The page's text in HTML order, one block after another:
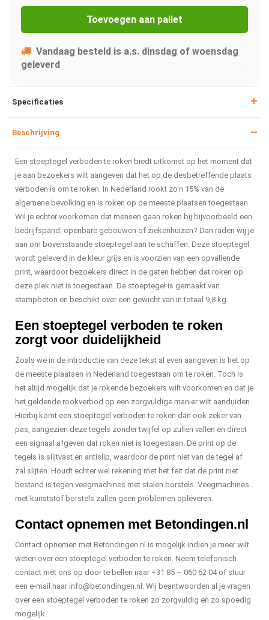
Toevoegen aan pallet
Vandaag besteld is a.s. dinsdag of woensdag
geleverd
Specificaties
Beschrijving
Een stoeptegel verboden te roken biedt uitkomst op het moment dat
je aan bezoekers wilt aangeven dat het op de desbetreffende plaats
verboden is om te roken. In Nederland rookt zo’n 15% van de
algemene bevolking en is roken op de meeste plaatsen toegestaan.
Wil je echter voorkomen dat mensen gaan roken bij bijvoorbeeld een
bedrijfspand, openbare gebouwen of ziekenhuizen? Dan raden wij je
aan om bovenstaande stoeptegel aan te schaffen. Deze stoeptegel
wordt geleverd in de kleur grijs en is voorzien van een opvallende
print, waardoor bezoekers direct in de gaten hebben dat roken op
deze plek niet is toegestaan. De stoeptegel is gemaakt van
stampbeton en beschikt over een gewicht van in totaal 9,8 kg.
Een stoeptegel verboden te roken
zorgt voor duidelijkheid
Zoals we in de introductie van deze tekst al even aangaven is het op
de meeste plaatsen in Nederland toegestaan om te roken. Toch is
het altijd mogelijk dat je rokende bezoekers wilt voorkomen en dat je
het geldende rookverbod op een zorgvuldige manier wilt aanduiden.
Hierbij komt een stoeptegel verboden te roken dan ook zeker van
pas, aangezien deze tegels zonder twijfel op zullen vallen en direct
een signaal afgeven dat roken niet is toegestaan. De print op de
tegels is slijtvast en antislip, waardoor de print niet van de tegel af
zal slijten. Houdt echter wel rekening met het feit dat de print niet
bestand is tegen veegmachines met stalen borstels. Veegmachines
met kunststof borstels zullen geen problemen opleveren.
Contact opnemen met Betondingen.nl
Contact opnemen met Betondingen.nl is mogelijk indien je meer wilt
weten over een stoeptegel verboden te roken. Neem telefonisch
contact met ons op door te bellen naar +31 85 – 060 62 04 of stuur
een e-mail naar info@betondingen.nl . Wij beantwoorden al je vragen
over een stoeptegel verboden te roken zo zorgvuldig en zo spoedig
mogelijk.